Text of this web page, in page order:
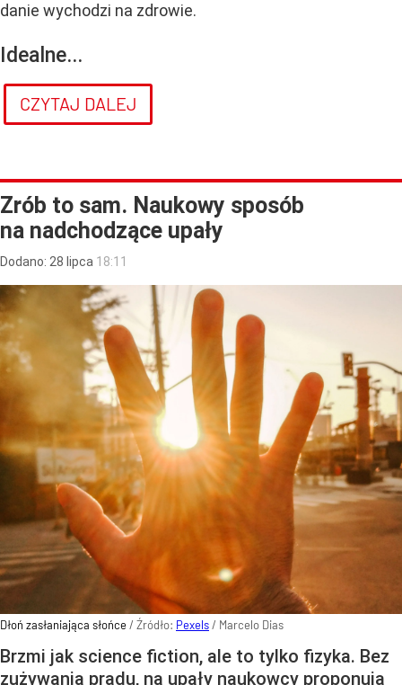
danie wychodzi na zdrowie.
Idealne...
CZYTAJ DALEJ
Zrób to sam. Naukowy sposób
na nadchodzące upały
Dodano: 28 lipca 18:11
Dłoń zasłaniająca słońce/ Źródło: Pexels/ Marcelo Dias
Brzmi jak science fiction, ale to tylko fizyka. Bez
zużywania prądu, na upały naukowcy proponują